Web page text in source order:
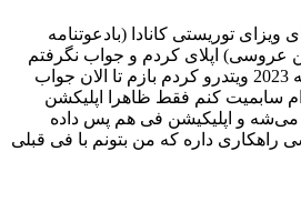
ویزای توریستی کانادا (بادعوتنامه
کردم و جواب نگرفتم
زدم. فوریه 2023 ویتدرو کردم بازم تا الان جواب
فقط ظاهرا اپلیکشن
فی هم پس داده
که من بتونم با فی قبلی